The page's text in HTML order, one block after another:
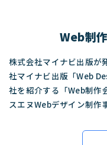
Web制
株式会社マイナビ出版が
社マイナビ出版「Web
社を紹介する「Web制作
スエヌWebデザイン制作